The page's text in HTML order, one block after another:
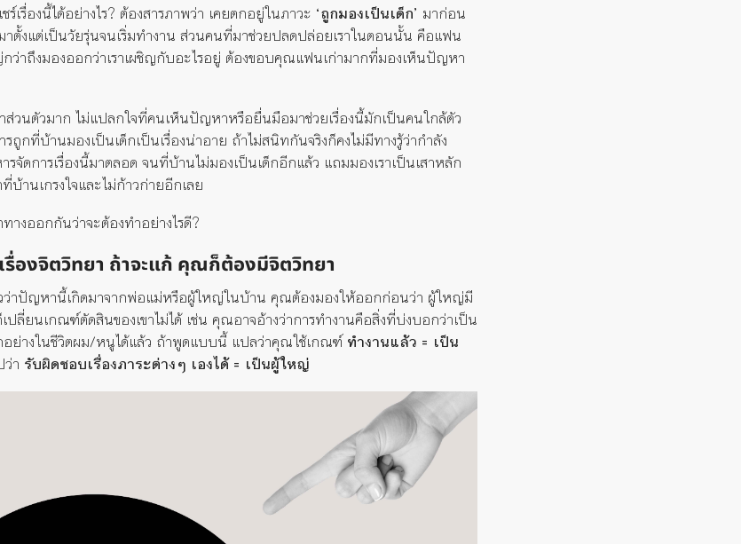
ร์เรื่องนี้ได้อย่างไร? ต้องสารภาพว่า เคยตกอยู่ในภาวะ ‘ถูกมองเป็นเด็ก’ มาก่อน
ตั้งแต่เป็นวัยรุ่นจนเริ่มทำงาน ส่วนคนที่มาช่วยปลดปล่อยเราในตอนนั้น คือแฟน
ว่าถึงมองออกว่าเราเผชิญกับอะไรอยู่ ต้องขอบคุณแฟนเก่ามากที่มองเห็นปัญหา
นตัวมาก ไม่แปลกใจที่คนเห็นปัญหาหรือยื่นมือมาช่วยเรื่องนี้มักเป็นคนใกล้ตัว
ถูกที่บ้านมองเป็นเด็กเป็นเรื่องน่าอาย ถ้าไม่สนิทกันจริงก็คงไม่มีทางรู้ว่ากำลัง
จัดการเรื่องนี้มาตลอด จนที่บ้านไม่มองเป็นเด็กอีกแล้ว แถมมองเราเป็นเสาหลัก
บ้านเกรงใจและไม่ก้าวก่ายอีกเลย
างออกกันว่าจะต้องทำอย่างไรดี?
เรื่องจิตวิทยา ถ้าจะแก้ คุณก็ต้องมีจิตวิทยา
ว่าปัญหานี้เกิดมาจากพ่อแม่หรือผู้ใหญ่ในบ้าน คุณต้องมองให้ออกก่อนว่า ผู้ใหญ่มี
ลี่ยนเกณฑ์ตัดสินของเขาไม่ได้ เช่น คุณอาจอ้างว่าการทำงานคือสิ่งที่บ่งบอกว่าเป็น
างในชีวิตผม/หนูได้แล้ว ถ้าพูดแบบนี้ แปลว่าคุณใช้เกณฑ์ทำงานแล้ว = เป็น
า รับผิดชอบเรื่องภาระต่างๆ เองได้ = เป็นผู้ใหญ่